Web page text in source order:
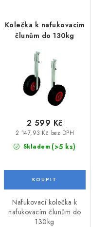
Kolečka k nafukovacím
člunům do 130kg
Skladem (>5 ks)
2 147,93 Kč bez DPH
2 599 Kč
Nafukovací kolečka k
nafukovacím člunům do
130kg